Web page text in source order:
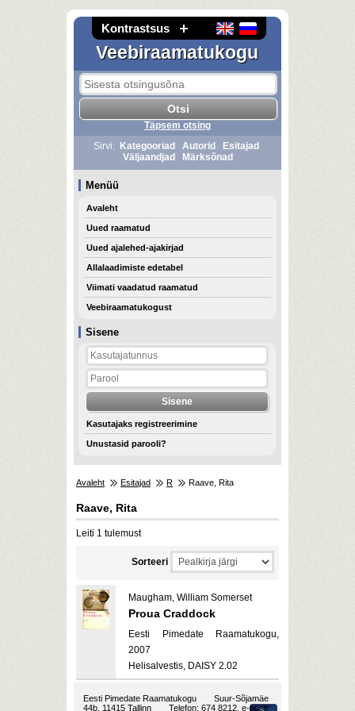
Kontrastsus
Veebiraamatukogu
Sisene
Kasutajaks registreerimine
Unustasid parooli?
Täpsem otsing
Sirvi:
Kategooriad Autorid
Esitajad
Väljaandjad
Märksõnad
Menüü
Avaleht
Uued raamatud
Uued ajalehed-ajakirjad
Allalaadimiste edetabel
Viimati vaadatud raamatud
Veebiraamatukogust
Avaleht Esitajad R Raave, Rita
Raave, Rita
Leiti 1 tulemust
Sorteeri
Maugham, William Somerset
Proua Craddock
Eesti Pimedate Raamatukogu,
2007
Helisalvestis, DAISY 2.02
Eesti Pimedate Raamatukogu
Suur-Sõjamäe
44b, 11415 Tallinn
Telefon: 674 8212, e-post: